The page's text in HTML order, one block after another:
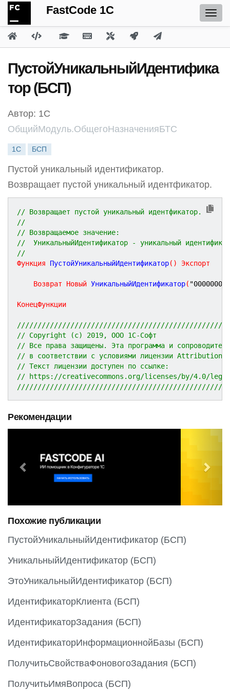
FastCode 1C
ПустойУникальныйИдентифика
тор (БСП)
Автор: 1С
ОбщийМодуль.ОбщегоНазначенияБТС
1С БСП
Пустой уникальный идентификатор.
Возвращает пустой уникальный идентфикатор.
// Возвращает пустой уникальный идентфикатор.
//
// Возвращаемое значение:
//  УникальныйИдентификатор - уникальный
//
Функция
ПустойУникальныйИдентификатор( ) Экспорт
Возврат Новый УникальныйИдентификатор(
КонецФункции
// Copyright (c) 2019, ООО 1С-Софт
// Все права защищены. Эта программа и
// в соответствии с условиями лицензии
// Текст лицензии доступен по ссылке:
// https://creativecommons.org/licenses/by/4.0/
Рекомендации
e
o
u
s
N
x
Похожие публикации
ПустойУникальныйИдентификатор (БСП)
УникальныйИдентификатор (БСП)
ЭтоУникальныйИдентификатор (БСП)
ИдентификаторКлиента (БСП)
ИдентификаторЗадания (БСП)
ИдентификаторИнформационнойБазы (БСП)
ПолучитьСвойстваФоновогоЗадания (БСП)
ПолучитьИмяВопроса (БСП)